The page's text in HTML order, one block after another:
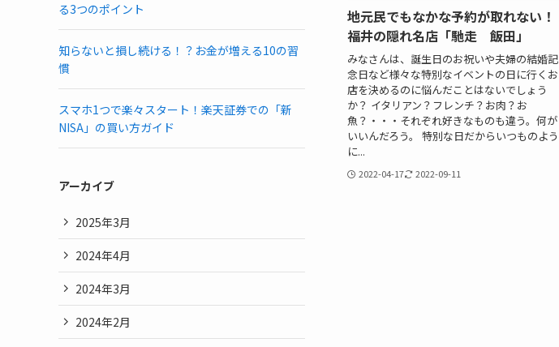
地元民でもなかな予約が取れない！
福井の隠れ名店「馳走 飯田」
みなさんは、誕生日のお祝いや夫婦の結婚記
念日など様々な特別なイベントの日に行くお
店を決めるのに悩んだことはないでしょう
か？ イタリアン？フレンチ？お肉？お
魚？・・・それぞれ好きなものも違う。何が
いいんだろう。 特別な日だからいつものよう
に...
2022-04-17 2022-09-11
る3つのポイント
知らないと損し続ける！？お金が増える10の習
慣
スマホ1つで楽々スタート！楽天証券での「新
NISA」の買い方ガイド
アーカイブ
2025年3月
2024年4月
2024年3月
2024年2月